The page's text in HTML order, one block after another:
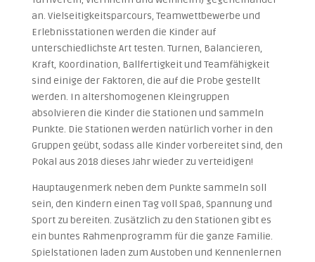
an. Vielseitigkeitsparcours, Teamwettbewerbe und
Erlebnisstationen werden die Kinder auf
unterschiedlichste Art testen. Turnen, Balancieren,
Kraft, Koordination, Ballfertigkeit und Teamfähigkeit
sind einige der Faktoren, die auf die Probe gestellt
werden. In altershomogenen Kleingruppen
absolvieren die Kinder die Stationen und sammeln
Punkte. Die Stationen werden natürlich vorher in den
Gruppen geübt, sodass alle Kinder vorbereitet sind, den
Pokal aus 2018 dieses Jahr wieder zu verteidigen!
Hauptaugenmerk neben dem Punkte sammeln soll
sein, den Kindern einen Tag voll Spaß, Spannung und
Sport zu bereiten. Zusätzlich zu den Stationen gibt es
ein buntes Rahmenprogramm für die ganze Familie.
Spielstationen laden zum Austoben und Kennenlernen